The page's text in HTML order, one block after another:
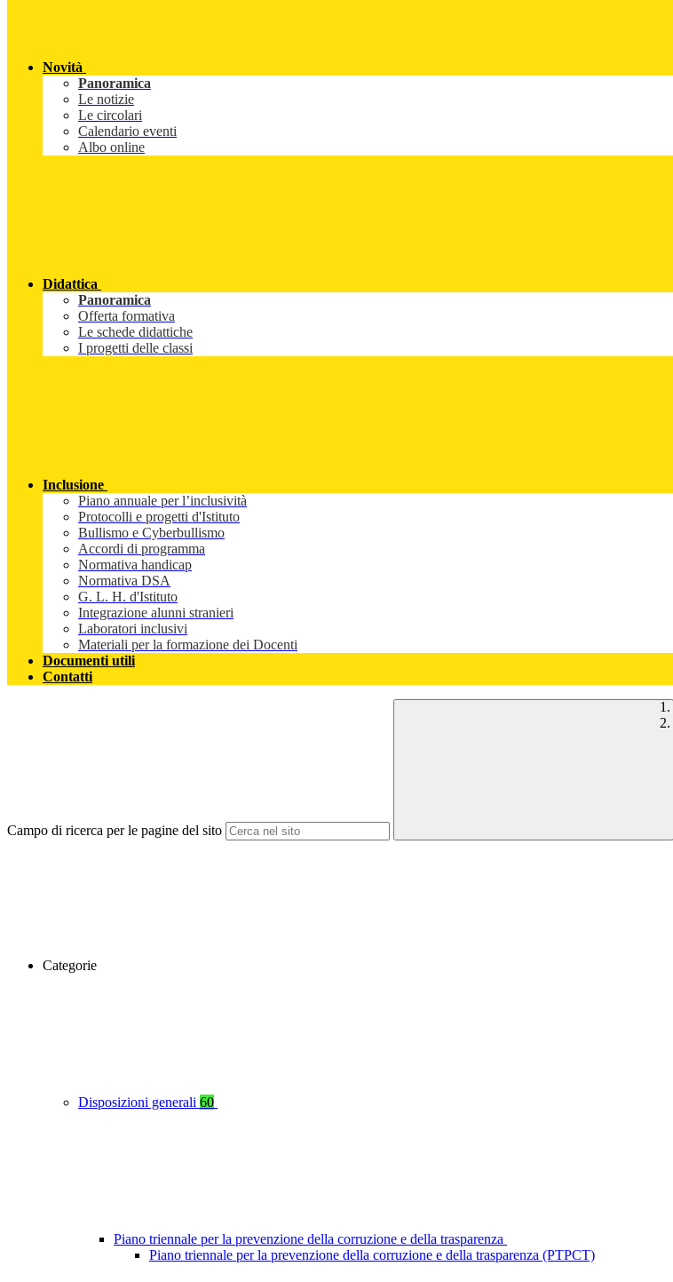
Novità
Panoramica
Le notizie
Le circolari
Calendario eventi
Albo online
Didattica
Panoramica
Offerta formativa
Le schede didattiche
I progetti delle classi
Inclusione
Piano annuale per l’inclusività
Protocolli e progetti d'Istituto
Bullismo e Cyberbullismo
Accordi di programma
Normativa handicap
Normativa DSA
G. L. H. d'Istituto
Integrazione alunni stranieri
Laboratori inclusivi
Materiali per la formazione dei Docenti
Documenti utili
Contatti
Campo di ricerca per le pagine del sito
Categorie
Disposizioni generali 60
Piano triennale per la prevenzione della corruzione e della trasparenza
Piano triennale per la prevenzione della corruzione e della trasparenza (PTPCT)